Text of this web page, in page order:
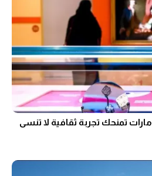
تمنحك تجربة ثقافية لا تنسى